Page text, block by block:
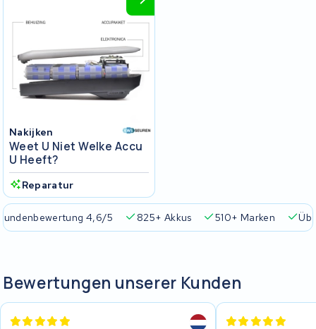
Nakijken
Weet U Niet Welke Accu
U Heeft?
Reparatur
4,6/5 825+ Akkus 510+ Marken
Bewertungen unserer Kunden